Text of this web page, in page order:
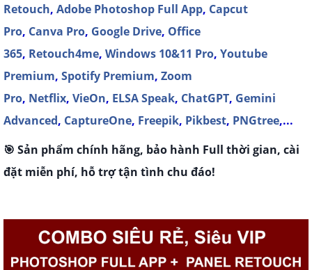
Retouch, Adobe Photoshop Full App, Capcut
Pro, Canva Pro, Google Drive, Office
365, Retouch4me, Windows 10&11 Pro, Youtube
Premium, Spotify Premium, Zoom
Pro, Netflix, VieOn, ELSA Speak, ChatGPT, Gemini
Advanced, CaptureOne, Freepik, Pikbest, PNGtree,...
🎯 Sản phẩm chính hãng, bảo hành Full thời gian, cài
đặt miễn phí, hỗ trợ tận tình chu đáo!